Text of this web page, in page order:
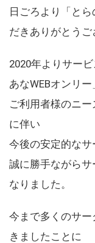
日ごろより「と
だきありがとうご
2020年よりサー
あなWEBオンリ
ご利用者様のニ
に伴い
今後の安定的な
誠に勝手ながら
なりました。
今まで多くのサ
きましたことに